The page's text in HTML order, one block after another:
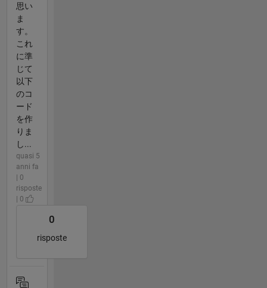
思い
ま
す。
これ
に準
じて
以下
のコ
ード
を作
りま
し...
quasi 5
anni fa
| 0
risposte
| 0
0
risposte